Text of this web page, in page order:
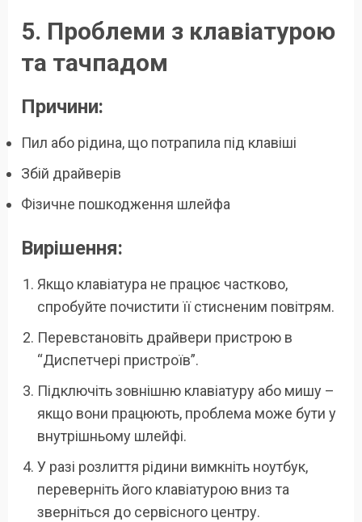
5. Проблеми з клавіатурою
та тачпадом
Причини:
Пил або рідина, що потрапила під клавіші
Збій драйверів
Фізичне пошкодження шлейфа
Вирішення:
Якщо клавіатура не працює частково,
спробуйте почистити її стисненим повітрям.
Перевстановіть драйвери пристрою в
“Диспетчері пристроїв”.
Підключіть зовнішню клавіатуру або мишу –
якщо вони працюють, проблема може бути у
внутрішньому шлейфі.
У разі розлиття рідини вимкніть ноутбук,
переверніть його клавіатурою вниз та
зверніться до сервісного центру.